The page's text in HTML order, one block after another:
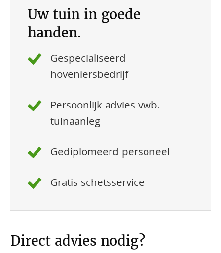
Uw tuin in goede
handen.
Gespecialiseerd
hoveniersbedrijf
Persoonlijk advies vwb.
tuinaanleg
Gediplomeerd personeel
Gratis schetsservice
Direct advies nodig?